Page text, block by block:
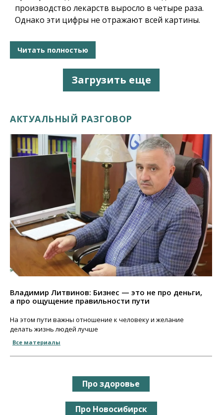
производство лекарств выросло в четыре раза.
Однако эти цифры не отражают всей картины.
Читать полностью
Загрузить еще
АКТУАЛЬНЫЙ РАЗГОВОР
Владимир Литвинов: Бизнес — это не про деньги,
а про ощущение правильности пути
На этом пути важны отношение к человеку и желание
делать жизнь людей лучше
Все материалы
Про здоровье
Про Новосибирск